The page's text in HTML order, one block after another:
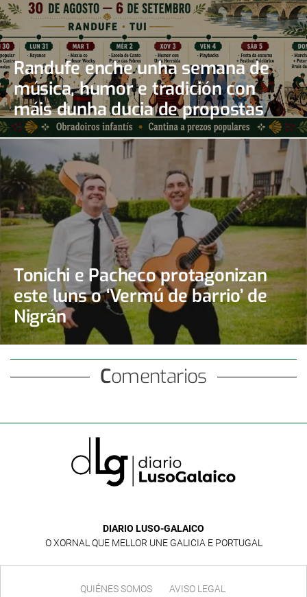
Randufe enche unha semana de
música, humor e tradición con
máis dunha ducia de propostas
Tonichi e Pacheco protagonizan
este luns o ‘Vermú de barrio’ de
Nigrán
Comentarios
DIARIO LUSO-GALAICO
O XORNAL QUE MELLOR UNE GALICIA E PORTUGAL
QUIÉNES SOMOS AVISO LEGAL